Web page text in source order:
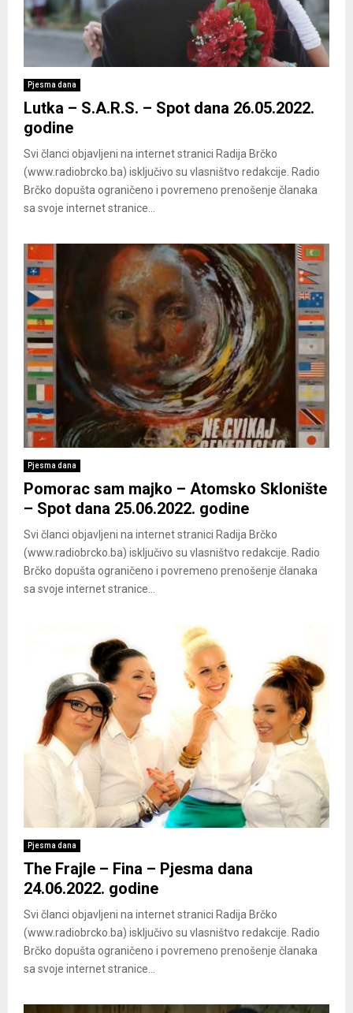
Pjesma dana
Lutka – S.A.R.S. – Spot dana 26.05.2022.
godine
Svi članci objavljeni na internet stranici Radija Brčko
(www.radiobrcko.ba) isključivo su vlasništvo redakcije. Radio
Brčko dopušta ograničeno i povremeno prenošenje članaka
sa svoje internet stranice...
Pjesma dana
Pomorac sam majko – Atomsko Sklonište
– Spot dana 25.06.2022. godine
Svi članci objavljeni na internet stranici Radija Brčko
(www.radiobrcko.ba) isključivo su vlasništvo redakcije. Radio
Brčko dopušta ograničeno i povremeno prenošenje članaka
sa svoje internet stranice...
Pjesma dana
The Frajle – Fina – Pjesma dana
24.06.2022. godine
Svi članci objavljeni na internet stranici Radija Brčko
(www.radiobrcko.ba) isključivo su vlasništvo redakcije. Radio
Brčko dopušta ograničeno i povremeno prenošenje članaka
sa svoje internet stranice...